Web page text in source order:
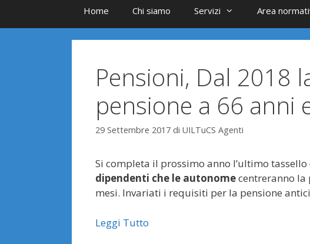
Home Chi siamo Servizi Area
Pensioni, Dal 2018
pensione a 66 anni
29 Settembre 2017 di UILTuCS Agenti
Si completa il prossimo anno l’ultimo
dipendenti che le autonomecentreranno la
mesi. Invariati i requisiti per la pensione
Leggi Tutto